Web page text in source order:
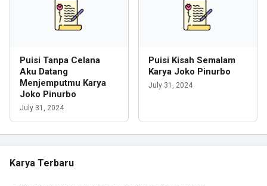
Puisi Tanpa Celana
Aku Datang
Menjemputmu Karya
Joko Pinurbo
July 31, 2024
Puisi Kisah Semalam
Karya Joko Pinurbo
July 31, 2024
Karya Terbaru